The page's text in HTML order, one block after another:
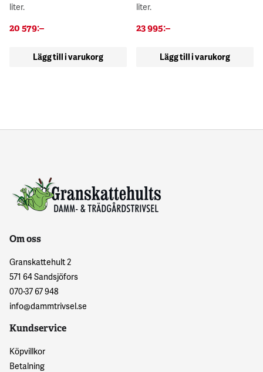
liter.
20 579:–
Lägg till i varukorg
liter.
23 995:–
Lägg till i varukorg
Om oss
Granskattehult 2
571 64 Sandsjöfors
070-37 67 948
info@dammtrivsel.se
Kundservice
Köpvillkor
Betalning